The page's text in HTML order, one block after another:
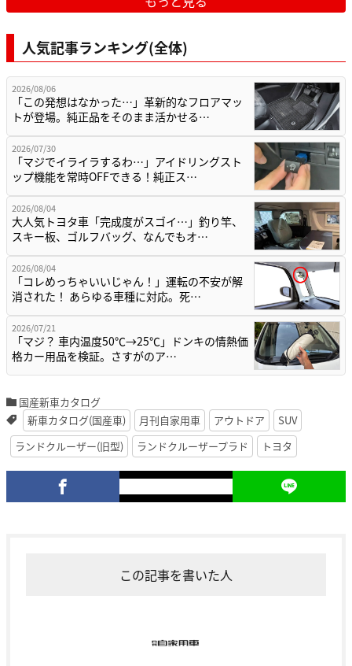
人気記事ランキング(全体)
2026/08/06
「この発想はなかった…」革新的なフロアマッ
トが登場。純正品をそのまま活かせる…
2026/07/30
「マジでイライラするわ…」アイドリングスト
ップ機能を常時OFFできる！純正ス…
2026/08/04
大人気トヨタ車「完成度がスゴイ…」釣り竿、
スキー板、ゴルフバッグ、なんでもオ…
2026/08/04
「コレめっちゃいいじゃん！」運転の不安が解
消された！ あらゆる車種に対応。死…
2026/07/21
「マジ？ 車内温度50℃→25℃」ドンキの情熱価
格カー用品を検証。さすがのア…
国産新車カタログ
新車カタログ(国産車)
月刊自家用車 アウトドア
SUV
ランドクルーザー(旧型)
ランドクルーザープラド トヨタ
この記事を書いた人